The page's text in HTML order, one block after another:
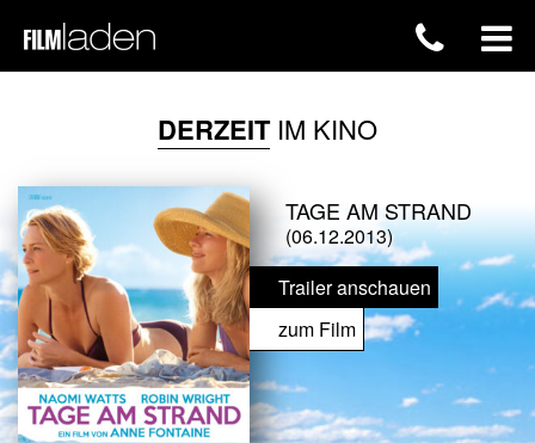
DERZEITIM KINO
TAGE AM STRAND
(06.12.2013)
Trailer anschauen
zum Film